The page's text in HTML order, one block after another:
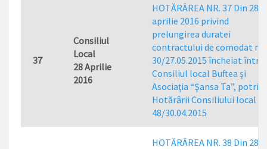
37
Consiliul
Local
28 Aprilie
2016
HOTĂRÂREA NR. 37 Din 28
aprilie 2016 privind
prelungirea duratei
contractului de comodat nr.
30/27.05.2015 încheiat între
Consiliul local Buftea şi
Asociaţia “Şansa Ta”,
Hotărârii Consiliului local
48/30.04.2015
HOTĂRÂREA NR. 38 Din 28